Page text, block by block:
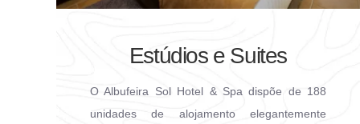
Estúdios e Suites
O Albufeira Sol Hotel & Spa dispõe de 188
unidades de alojamento elegantemente